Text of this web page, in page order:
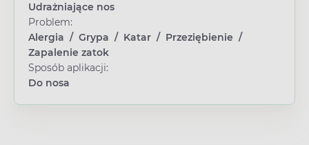
Udrażniające nos
Problem:
Alergia / Grypa / Katar / Przeziębienie /
Zapalenie zatok
Sposób aplikacji:
Do nosa